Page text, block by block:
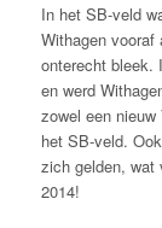
In het SB-veld
Withagen vooraf
onterecht bleek.
en werd
zowel een
het SB-veld.
zich gelden, wat
2014!